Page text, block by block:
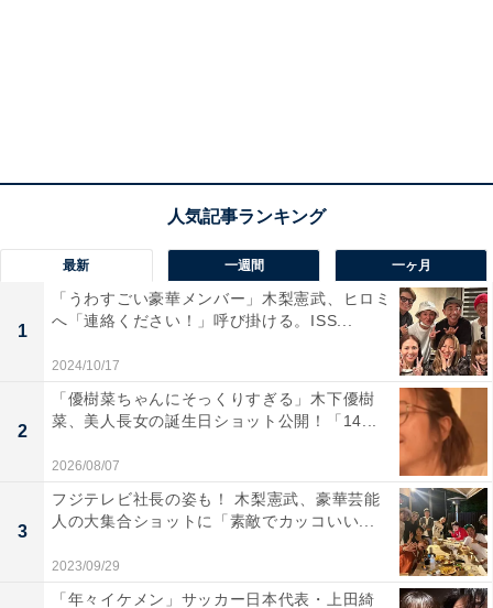
最新 一週間 一ヶ月
1
「うわすごい豪華メンバー」木梨憲武、ヒロミ
へ「連絡ください！」呼び掛ける。ISS...
2024/10/17
2
「優樹菜ちゃんにそっくりすぎる」木下優樹
菜、美人長女の誕生日ショット公開！「14...
2026/08/07
3
フジテレビ社長の姿も！ 木梨憲武、豪華芸能
人の大集合ショットに「素敵でカッコいい...
2023/09/29
「年々イケメン」サッカー日本代表・上田綺